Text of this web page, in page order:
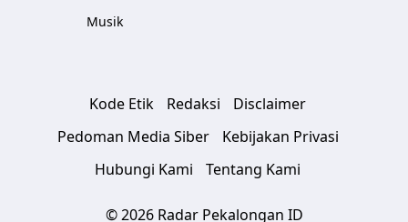
Musik
Kode Etik Redaksi
Disclaimer
Pedoman Media Siber
Kebijakan Privasi
Hubungi Kami
Tentang Kami
© 2026 Radar Pekalongan ID